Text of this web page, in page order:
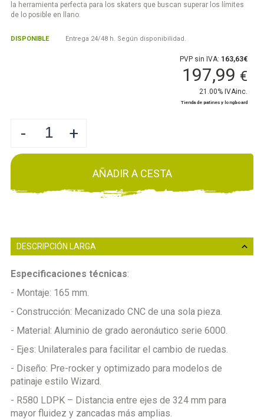
la herramienta perfecta para los skaters que buscan superar los límites
de lo posible en llano.
DISPONIBLE Entrega 24/48 h. Según disponibilidad.
PVP sin IVA: 163,63€
197,99 €
21.00% IVAinc.
Tienda de patines y longboard
- +
AÑADIR A CESTA
DESCRIPCIÓN LARGA
Especificaciones técnicas:
- Montaje: 165 mm.
- Construcción: Mecanizado CNC de una sola pieza.
- Material: Aluminio de grado aeronáutico serie 6000.
- Ejes: Unilaterales para facilitar el cambio de ruedas.
- Diseño: Pre-rocker y optimizado para modelos de
patinaje estilo Wizard.
- R580 LDPK – Distancia entre ejes de 324 mm para
mayor fluidez y zancadas más amplias.